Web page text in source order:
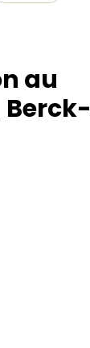
au
Berck-